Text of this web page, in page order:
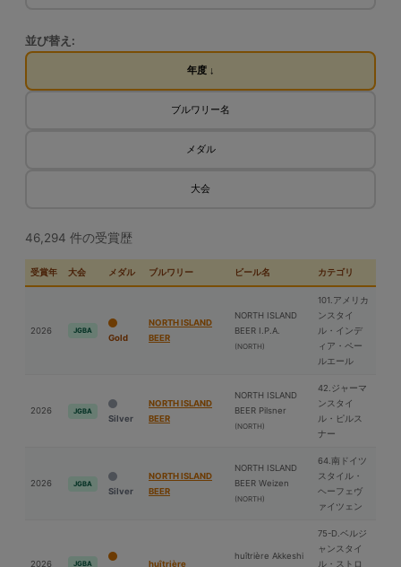
並び替え:
年度 ↓
ブルワリー名
メダル
大会
46,294 件の受賞歴
受賞年 大会 メダル ブルワリー ビール名 カテゴリ
2026 JGBA
Gold
NORTH ISLAND
BEER
NORTH ISLAND
BEER I.P.A.
(NORTH)
101.アメリカ
ンスタイ
ル・インデ
ィア・ペー
ルエール
2026 JGBA
Silver
NORTH ISLAND
BEER
NORTH ISLAND
BEER Pilsner
(NORTH)
42.ジャーマ
ンスタイ
ル・ピルス
ナー
2026 JGBA
Silver
NORTH ISLAND
BEER
NORTH ISLAND
BEER Weizen
(NORTH)
64.南ドイツ
スタイル・
ヘーフェヴ
ァイツェン
2026 JGBA huîtrière
huîtrière Akkeshi
75-D.ベルジ
ャンスタイ
ル・ストロ